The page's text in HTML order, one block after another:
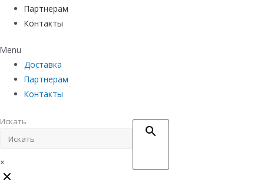
Партнерам
Контакты
Menu
Доставка
Партнерам
Контакты
Искать
×